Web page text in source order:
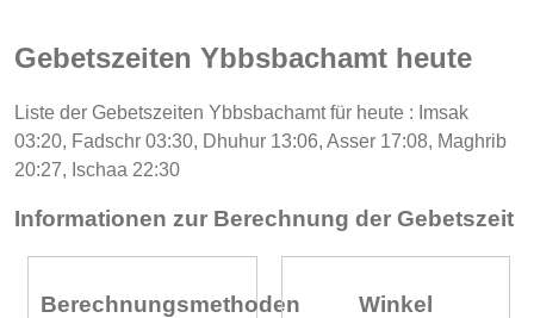
Gebetszeiten Ybbsbachamt heute
Liste der Gebetszeiten Ybbsbachamt für heute : Imsak
03:20, Fadschr 03:30, Dhuhur 13:06, Asser 17:08, Maghrib
20:27, Ischaa 22:30
Informationen zur Berechnung der Gebetszeit
Berechnungsmethoden Winkel